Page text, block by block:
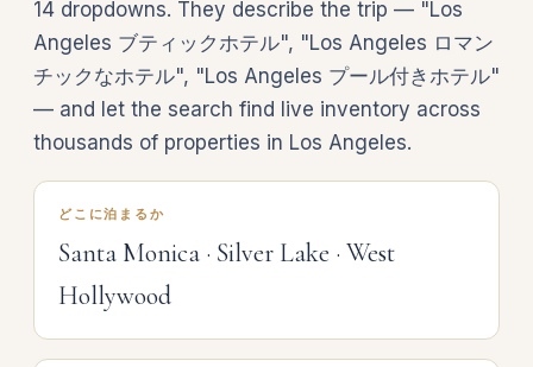
14 dropdowns. They describe the trip — "Los
Angeles ブティックホテル", "Los Angeles ロマン
チックなホテル", "Los Angeles プール付きホテル"
— and let the search find live inventory across
thousands of properties in Los Angeles.
どこに泊まるか
Santa Monica · Silver Lake · West
Hollywood